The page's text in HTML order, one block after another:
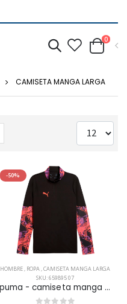
0
CAMISETA MANGA LARGA
-50%
HOMBRE, ROPA,CAMISETA MANGA LARGA
SKU: 659895 07
puma - camiseta manga larga individualcup 1/4 zip top mn